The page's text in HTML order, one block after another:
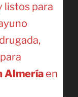
listos para
Almería en